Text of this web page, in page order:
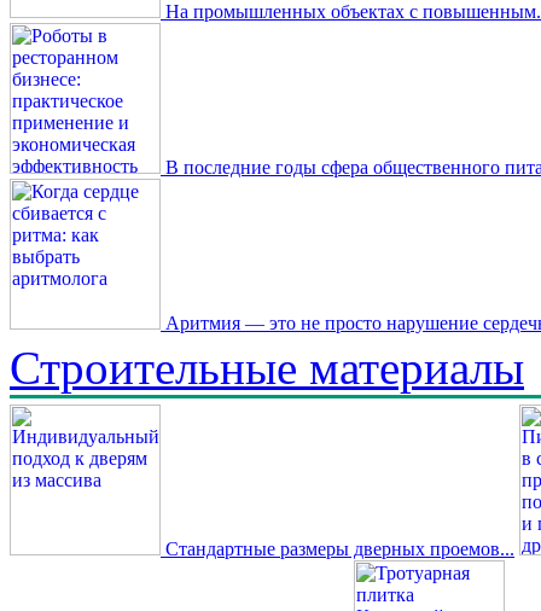
На промышленных объектах с
В последние годы сфера общественного
Аритмия — это не просто нарушение
Строительные материалы
Стандартные размеры дверных проемов...